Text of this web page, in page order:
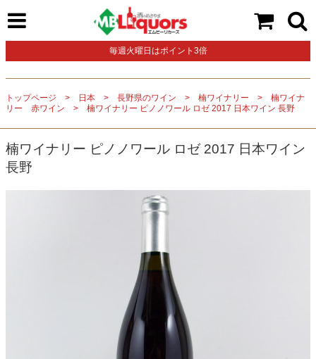
毎週火曜日はポイント3倍
トップページ 日本 長野県のワイン 楠ワイナリー
楠ワイナ
リー 赤ワイン
楠ワイナリー ピノノワール ロゼ 2017 日本ワイン 長野
楠ワイナリー ピノノワール ロゼ 2017 日本ワイン
長野